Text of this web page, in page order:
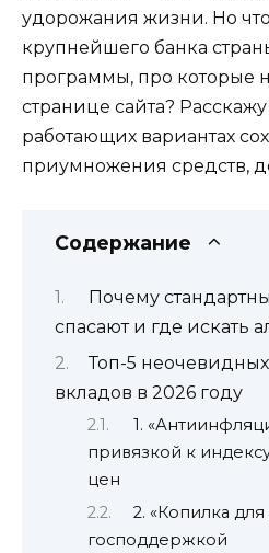
удорожания жизни. Но что
крупнейшего банка
программы, про которые
странице сайта?
работающих вариантах
приумножения средств,
Содержание
Почему
спасают и где искать
Топ-5
вкладов в 2026 году
1.
привязкой к
цен
2. «Копилка для
господдержкой